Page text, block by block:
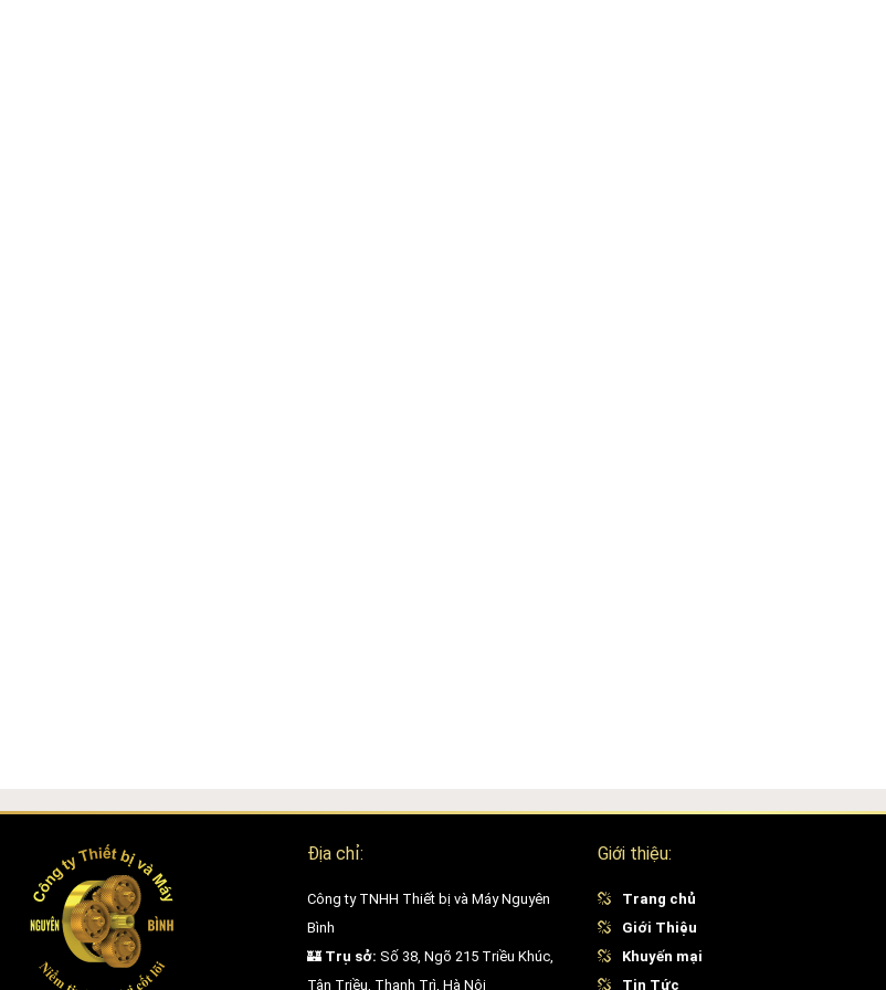
Thu nhỏ âm đạo
Trẻ hóa môi lớn môi bé
Trị thâm vùng kín
Địa chỉ:
Công ty TNHH Thiết bị và Máy Nguyên
Bình
🏰Trụ sở: Số 38, Ngõ 215 Triều Khúc,
Tân Triều, Thanh Trì, Hà Nội
Giới thiệu:
Trang chủ
Giới Thiệu
Khuyến mại
Tin Tức